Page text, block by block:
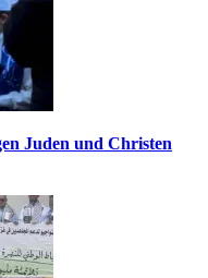
Juden und Christen